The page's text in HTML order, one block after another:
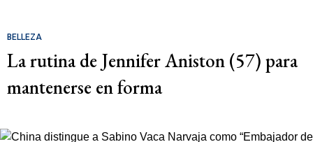
BELLEZA
La rutina de Jennifer Aniston (57) para
mantenerse en forma